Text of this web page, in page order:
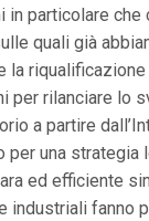
in particolare che
quali già
la
per rilanciare lo
a partire
per una
ed efficiente
industriali fanno